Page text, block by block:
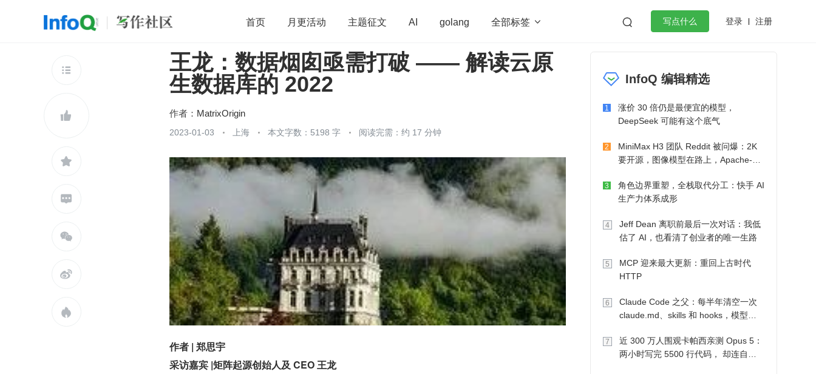
首页 月更活动 主题征文 AI golang 全部标签   写点什么 登录 注册
开源 架构 OpenHarmony 算法 学习方法 Web3.0 高效工作
团队管理 程序员 运维 微服务架构 flutter
查看更多







王龙：数据烟囱亟需打破 —— 解读云原
生数据库的 2022
作者： MatrixOrigin
2023-01-03 上海 本文字数：5198 字 阅读完需：约 17 分钟
作者 | 郑思宇
采访嘉宾 |矩阵起源创始人及 CEO 王龙
InfoQ 编辑精选
1
涨价 30 倍仍是最便宜的模型，
DeepSeek 可能有这个底气
2
MiniMax H3 团队 Reddit 被问爆：2K
要开源，图像模型在路上，Apache-2.0
3
角色边界重塑，全栈取代分工：快手 AI
生产力体系成形
4
Jeff Dean 离职前最后一次对话：我低
估了 AI，也看清了创业者的唯一生路
5
MCP 迎来最大更新：重回上古时代
HTTP
6
Claude Code 之父：每半年清空一次
claude.md、skills 和 hooks，模型自
7
近 300 万人围观卡帕西亲测 Opus 5：
两小时写完 5500 行代码， 却连自己